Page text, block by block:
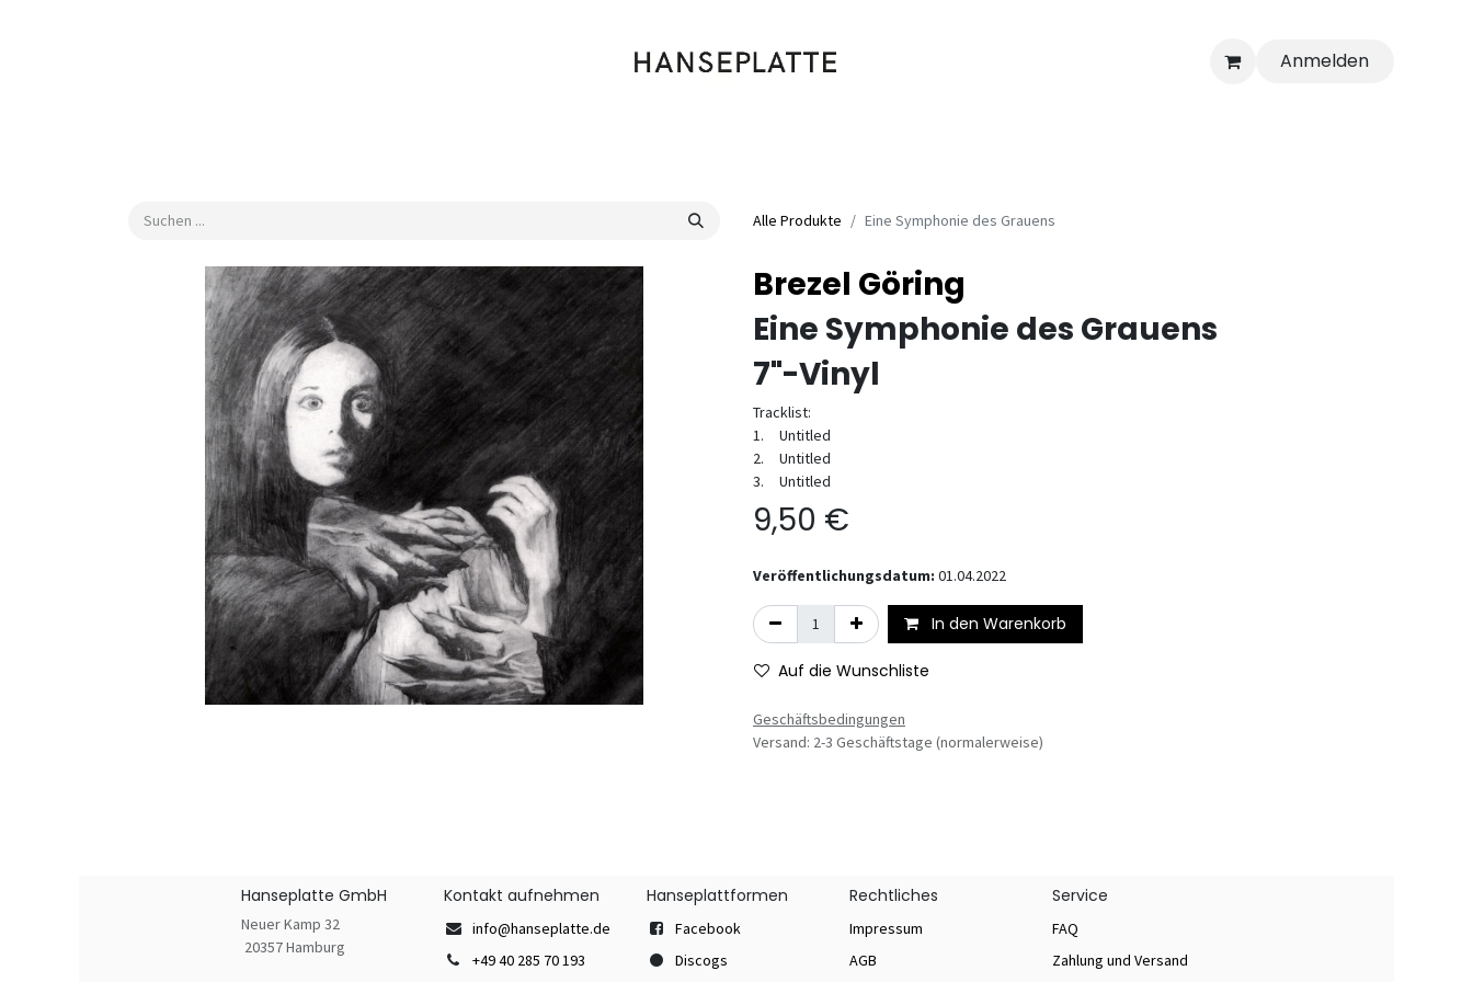
Anmelden
Alle Produkte Eine Symphonie des Grauens
Brezel Göring
Eine Symphonie des Grauens
7"-Vinyl
Tracklist:
1.
Untitled
2.
Untitled
3.
Untitled
9,50 €
Veröffentlichungsdatum: 01.04.2022
In den Warenkorb
Auf die Wunschliste
Geschäftsbedingungen
Versand: 2-3 Geschäftstage (normalerweise)
Kontakt aufnehmen
info@hanseplatte.de
+49 40 285 70 193
Hanseplattformen
Facebook
Discogs
Hanseplatte GmbH
Neuer Kamp 32
20357 Hamburg
Rechtliches
Impressum
AGB
Service
FAQ
Zahlung und Versand